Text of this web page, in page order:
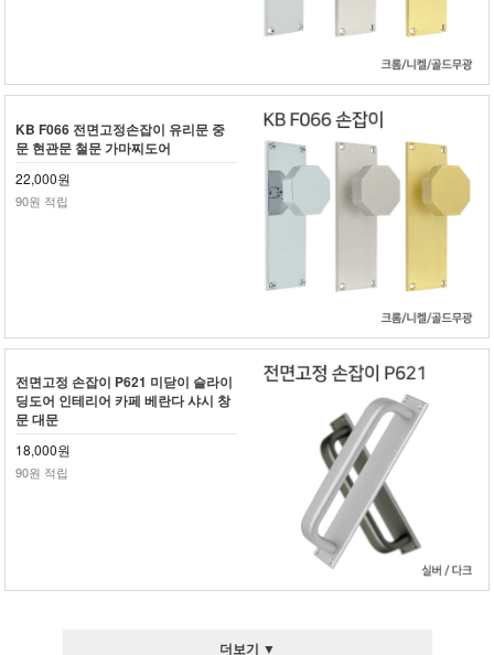
KB F066 전면고정손잡이 유리문 중
문 현관문 철문 가마찌도어
22,000원
90원 적립
전면고정 손잡이 P621 미닫이 슬라이
딩도어 인테리어 카페 베란다 샤시 창
문 대문
18,000원
90원 적립
더보기 ▼